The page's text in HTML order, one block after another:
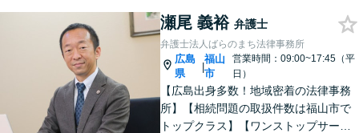
瀬尾 義裕 弁護士
弁護士法人ばらのまち法律事務所
広島
県
|
福山
市
営業時間：09:00~17:45（平
日）
【広島出身多数！地域密着の法律事務
所】【相続問題の取扱件数は福山市で
トップクラス】【ワンストップサービ